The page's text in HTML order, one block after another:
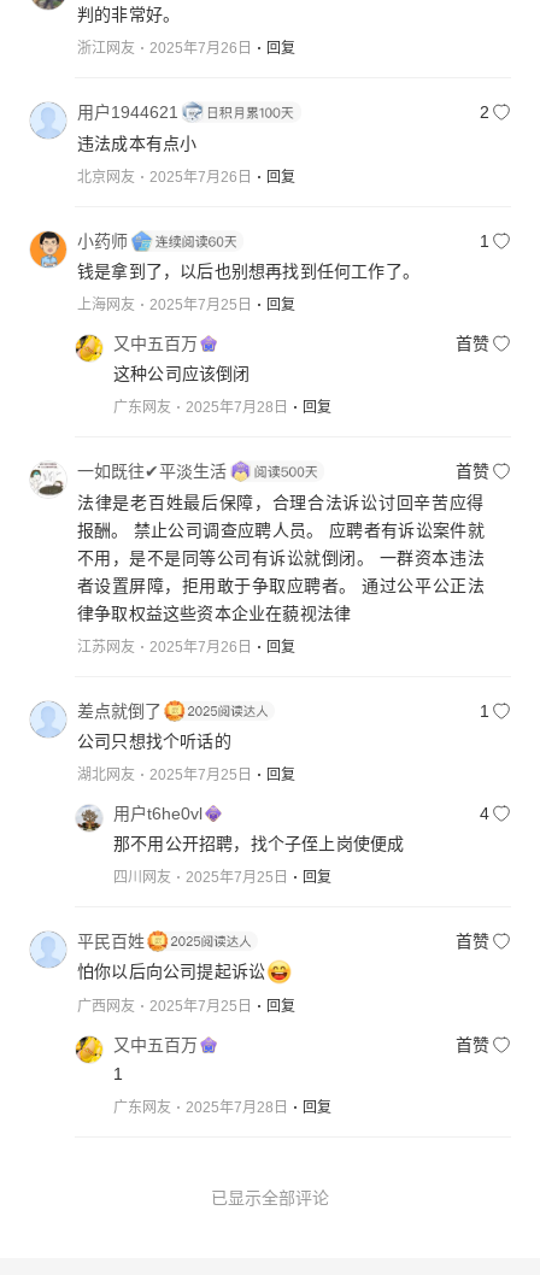
判的非常好。
浙江网友 2025年7月26日 回复
用户1944621
2
违法成本有点小
北京网友 2025年7月26日 回复
小药师
1
钱是拿到了，以后也别想再找到任何工作了。
上海网友 2025年7月25日 回复
又中五百万
首赞
这种公司应该倒闭
广东网友 2025年7月28日 回复
一如既往✔平淡生活
首赞
法律是老百姓最后保障，合理合法诉讼讨回辛苦应得
报酬。 禁止公司调查应聘人员。 应聘者有诉讼案件就
不用，是不是同等公司有诉讼就倒闭。 一群资本违法
者设置屏障，拒用敢于争取应聘者。 通过公平公正法
律争取权益这些资本企业在藐视法律
江苏网友 2025年7月26日 回复
差点就倒了
1
公司只想找个听话的
湖北网友 2025年7月25日 回复
用户t6he0vl
4
那不用公开招聘，找个子侄上岗使便成
四川网友 2025年7月25日 回复
平民百姓
首赞
怕你以后向公司提起诉讼
广西网友 2025年7月25日 回复
又中五百万
首赞
1
广东网友 2025年7月28日 回复
已显示全部评论